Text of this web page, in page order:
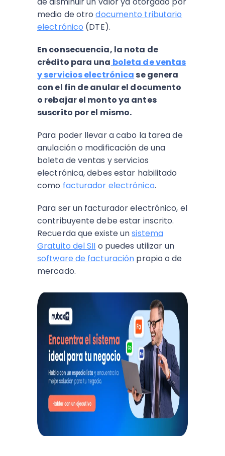
medio de otrodocumento tributario
electrónico (DTE).
En consecuencia, la nota de
crédito para una boleta de ventas
y servicios electrónica se genera
con el fin de anular el documento
o rebajar el monto ya antes
suscrito por el mismo.
Para poder llevar a cabo la tarea de
anulación o modificación de una
boleta de ventas y servicios
electrónica, debes estar habilitado
como facturador electrónico.
Para ser un facturador electrónico, el
contribuyente debe estar inscrito.
Recuerda que existe unsistema
Gratuito del SII o puedes utilizar un
software de facturación propio o de
mercado.